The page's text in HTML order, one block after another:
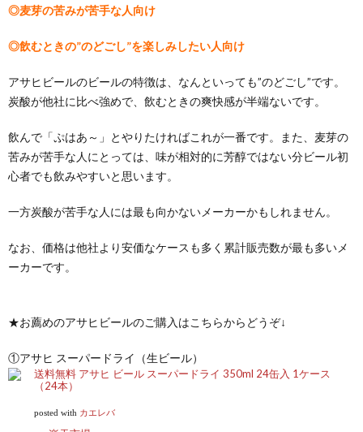
◎麦芽の苦みが苦手な人向け
◎飲むときの”のどごし”を楽しみしたい人向け
アサヒビールのビールの特徴は、なんといっても”のどごし”です。
炭酸が他社に比べ強めで、飲むときの爽快感が半端ないです。
飲んで「ぷはあ～」とやりたければこれが一番です。また、麦芽の
苦みが苦手な人にとっては、味が相対的に芳醇ではない分ビール初
心者でも飲みやすいと思います。
一方炭酸が苦手な人には最も向かないメーカーかもしれません。
なお、価格は他社より安価なケースも多く累計販売数が最も多いメ
ーカーです。
★お薦めのアサヒビールのご購入はこちらからどうぞ↓
①アサヒ スーパードライ（生ビール）
送料無料 アサヒ ビール スーパードライ 350ml 24缶入 1ケース
（24本）
posted with カエレバ